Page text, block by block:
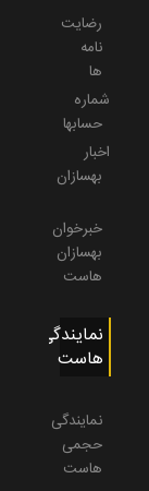
رضایت
نامه
ها
شماره
حسابها
اخبار
بهسازان
خبرخوان
بهسازان
هاست
نمایندگی
هاست
نمایندگی
حجمی
هاست